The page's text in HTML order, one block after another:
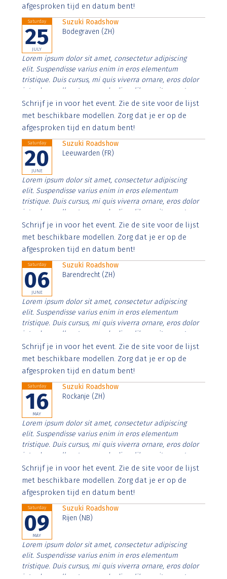
afgesproken tijd en datum bent!
Saturday
25
JULY
Suzuki Roadshow
Bodegraven (ZH)
Lorem ipsum dolor sit amet, consectetur adipiscing
elit. Suspendisse varius enim in eros elementum
tristique. Duis cursus, mi quis viverra ornare, eros dolor
interdum nulla, ut commodo diam libero vitae erat.
Aenean faucibus nibh et justo cursus id rutrum lorem
imperdiet. Nunc ut sem vitae risus tristique posuere.
Schrijf je in voor het event. Zie de site voor de lijst
met beschikbare modellen. Zorg dat je er op de
afgesproken tijd en datum bent!
Saturday
20
JUNE
Suzuki Roadshow
Leeuwarden (FR)
Lorem ipsum dolor sit amet, consectetur adipiscing
elit. Suspendisse varius enim in eros elementum
tristique. Duis cursus, mi quis viverra ornare, eros dolor
interdum nulla, ut commodo diam libero vitae erat.
Aenean faucibus nibh et justo cursus id rutrum lorem
imperdiet. Nunc ut sem vitae risus tristique posuere.
Schrijf je in voor het event. Zie de site voor de lijst
met beschikbare modellen. Zorg dat je er op de
afgesproken tijd en datum bent!
Saturday
06
JUNE
Suzuki Roadshow
Barendrecht (ZH)
Lorem ipsum dolor sit amet, consectetur adipiscing
elit. Suspendisse varius enim in eros elementum
tristique. Duis cursus, mi quis viverra ornare, eros dolor
interdum nulla, ut commodo diam libero vitae erat.
Aenean faucibus nibh et justo cursus id rutrum lorem
imperdiet. Nunc ut sem vitae risus tristique posuere.
Schrijf je in voor het event. Zie de site voor de lijst
met beschikbare modellen. Zorg dat je er op de
afgesproken tijd en datum bent!
Saturday
16
MAY
Suzuki Roadshow
Rockanje (ZH)
Lorem ipsum dolor sit amet, consectetur adipiscing
elit. Suspendisse varius enim in eros elementum
tristique. Duis cursus, mi quis viverra ornare, eros dolor
interdum nulla, ut commodo diam libero vitae erat.
Aenean faucibus nibh et justo cursus id rutrum lorem
imperdiet. Nunc ut sem vitae risus tristique posuere.
Schrijf je in voor het event. Zie de site voor de lijst
met beschikbare modellen. Zorg dat je er op de
afgesproken tijd en datum bent!
Saturday
09
MAY
Suzuki Roadshow
Rijen (NB)
Lorem ipsum dolor sit amet, consectetur adipiscing
elit. Suspendisse varius enim in eros elementum
tristique. Duis cursus, mi quis viverra ornare, eros dolor
interdum nulla, ut commodo diam libero vitae erat.